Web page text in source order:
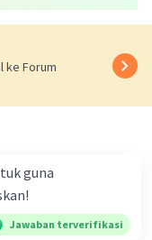
ke Forum
guna
Jawaban terverifikasi